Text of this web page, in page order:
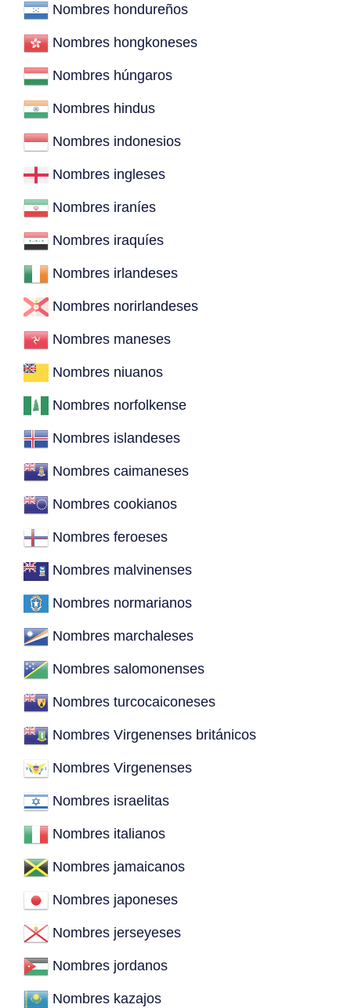
Nombres hondureños
Nombres hongkoneses
Nombres húngaros
Nombres hindus
Nombres indonesios
Nombres ingleses
Nombres iraníes
Nombres iraquíes
Nombres irlandeses
Nombres norirlandeses
Nombres maneses
Nombres niuanos
Nombres norfolkense
Nombres islandeses
Nombres caimaneses
Nombres cookianos
Nombres feroeses
Nombres malvinenses
Nombres normarianos
Nombres marchaleses
Nombres salomonenses
Nombres turcocaiconeses
Nombres Virgenenses británicos
Nombres Virgenenses
Nombres israelitas
Nombres italianos
Nombres jamaicanos
Nombres japoneses
Nombres jerseyeses
Nombres jordanos
Nombres kazajos